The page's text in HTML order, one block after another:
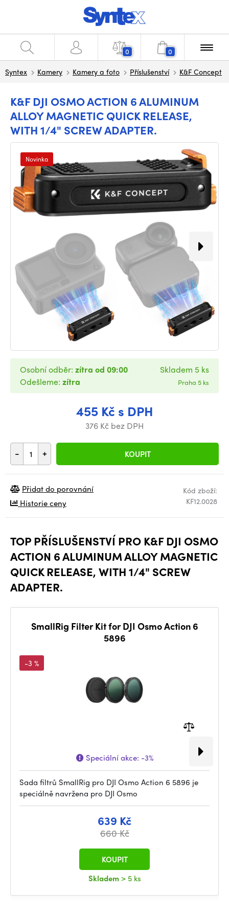
0 0
Syntex Kamery Kamery a foto Příslušenství K&F Concept
K&F DJI OSMO ACTION 6 ALUMINUM
ALLOY MAGNETIC QUICK RELEASE,
WITH 1/4" SCREW ADAPTER.
Novinka
455 Kč s DPH
376 Kč bez DPH
- + KOUPIT
Osobní odběr: zítra od 09:00
Odešleme: zítra
Skladem 5 ks
Praha 5 ks
Kód zboží:
KF12.0028
Přidat do porovnání
Historie ceny
TOP PŘÍSLUŠENSTVÍ PRO K&F DJI OSMO
ACTION 6 ALUMINUM ALLOY MAGNETIC
QUICK RELEASE, WITH 1/4" SCREW
ADAPTER.
SmallRig Filter Kit for DJI Osmo Action 6
5896
-3 %
Speciální akce: -3%
Sada filtrů SmallRig pro DJI Osmo Action 6 5896 je
speciálně navržena pro DJI Osmo
639 Kč
660 Kč
Skladem > 5 ks
KOUPIT